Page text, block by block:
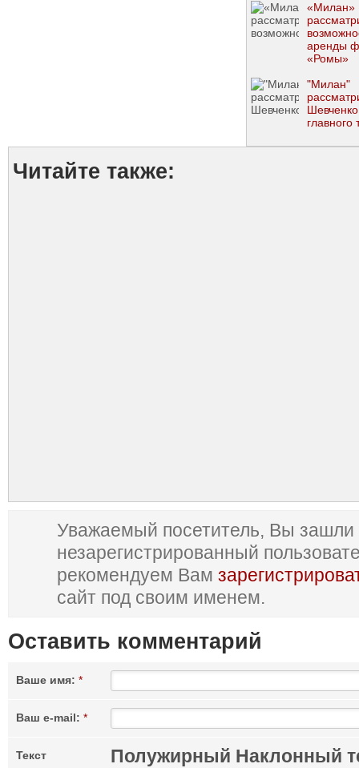
«Милан»
аренды
«Ромы»
"Милан"
главного
Читайте также:
Уважаемый посетитель, Вы зашли
незарегистрированный
рекомендуем Вам
сайт под своим именем.
Оставить комментарий
Ваше имя: *
Ваш e-mail: *
Текст Полужирный Наклонный